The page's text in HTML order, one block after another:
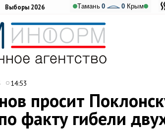
Тамань 0 0 Крым
Выборы 2026
14:53
просит
факту гибели